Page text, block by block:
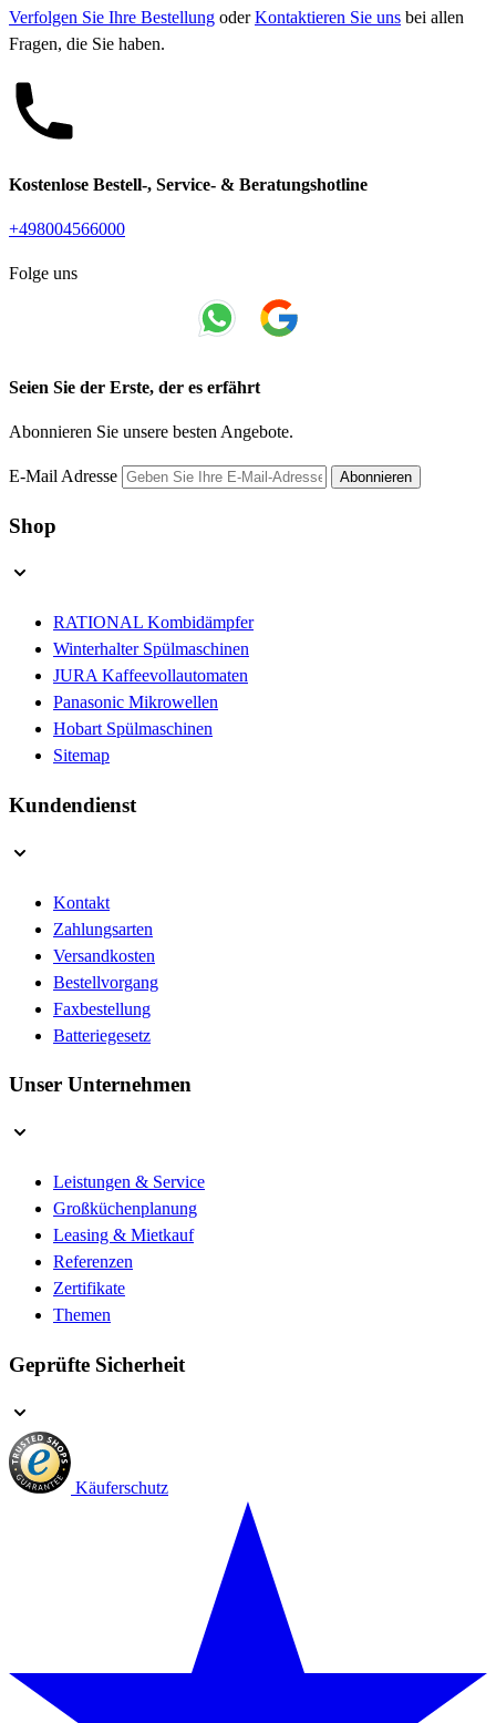
Verfolgen Sie Ihre Bestellung oderKontaktieren Sie uns bei allen
Fragen, die Sie haben.
Kostenlose Bestell-, Service- & Beratungshotline
+498004566000
Folge uns
Seien Sie der Erste, der es erfährt
Abonnieren Sie unsere besten Angebote.
E-Mail Adresse Abonnieren
Shop
RATIONAL Kombidämpfer
Winterhalter Spülmaschinen
JURA Kaffeevollautomaten
Panasonic Mikrowellen
Hobart Spülmaschinen
Sitemap
Kundendienst
Kontakt
Zahlungsarten
Versandkosten
Bestellvorgang
Faxbestellung
Batteriegesetz
Unser Unternehmen
Leistungen & Service
Großküchenplanung
Leasing & Mietkauf
Referenzen
Zertifikate
Themen
Geprüfte Sicherheit
Käuferschutz